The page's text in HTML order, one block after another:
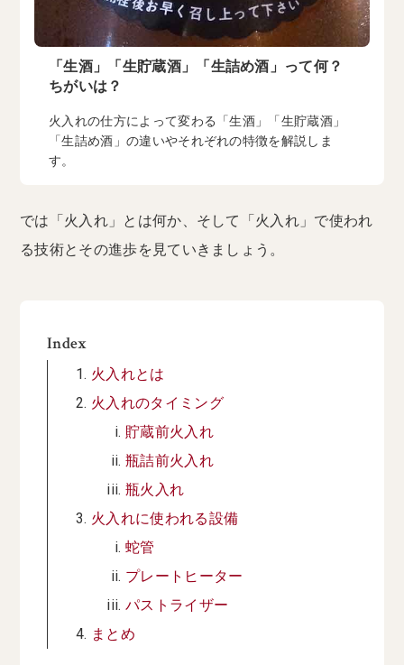
「生酒」「生貯蔵酒」「生詰め酒」って何？
ちがいは？
火入れの仕方によって変わる「生酒」「生貯蔵酒」
「生詰め酒」の違いやそれぞれの特徴を解説しま
す。
では「火入れ」とは何か、そして「火入れ」で使われ
る技術とその進歩を見ていきましょう。
Index
火入れとは
火入れのタイミング
貯蔵前火入れ
瓶詰前火入れ
瓶火入れ
火入れに使われる設備
蛇管
プレートヒーター
パストライザー
まとめ